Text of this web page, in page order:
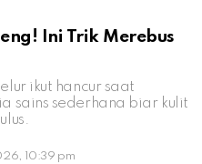
Ini Trik Merebus
ikut hancur saat
sains sederhana biar kulit
10:39 pm